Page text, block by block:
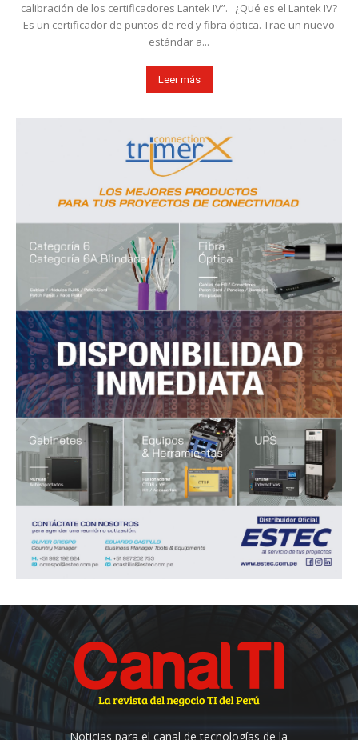
calibración de los certificadores Lantek IV”. ¿Qué es el Lantek IV?
Es un certificador de puntos de red y fibra óptica. Trae un nuevo
estándar a...
Leer más
Noticias para el canal de tecnologías de la